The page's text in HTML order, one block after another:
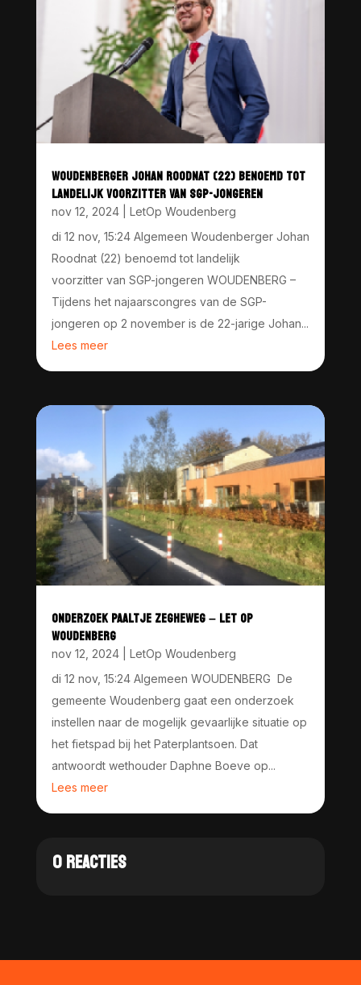
WOUDENBERGER JOHAN ROODNAT (22) BENOEMD TOT
LANDELIJK VOORZITTER VAN SGP-JONGEREN
nov 12, 2024| LetOp Woudenberg
di 12 nov, 15:24 Algemeen Woudenberger Johan
Roodnat (22) benoemd tot landelijk
voorzitter van SGP-jongeren WOUDENBERG –
Tijdens het najaarscongres van de SGP-
jongeren op 2 november is de 22-jarige Johan...
Lees meer
ONDERZOEK PAALTJE ZEGHEWEG – LET OP
WOUDENBERG
nov 12, 2024| LetOp Woudenberg
di 12 nov, 15:24 Algemeen WOUDENBERG De
gemeente Woudenberg gaat een onderzoek
instellen naar de mogelijk gevaarlijke situatie op
het fietspad bij het Paterplantsoen. Dat
antwoordt wethouder Daphne Boeve op...
Lees meer
0 REACTIES